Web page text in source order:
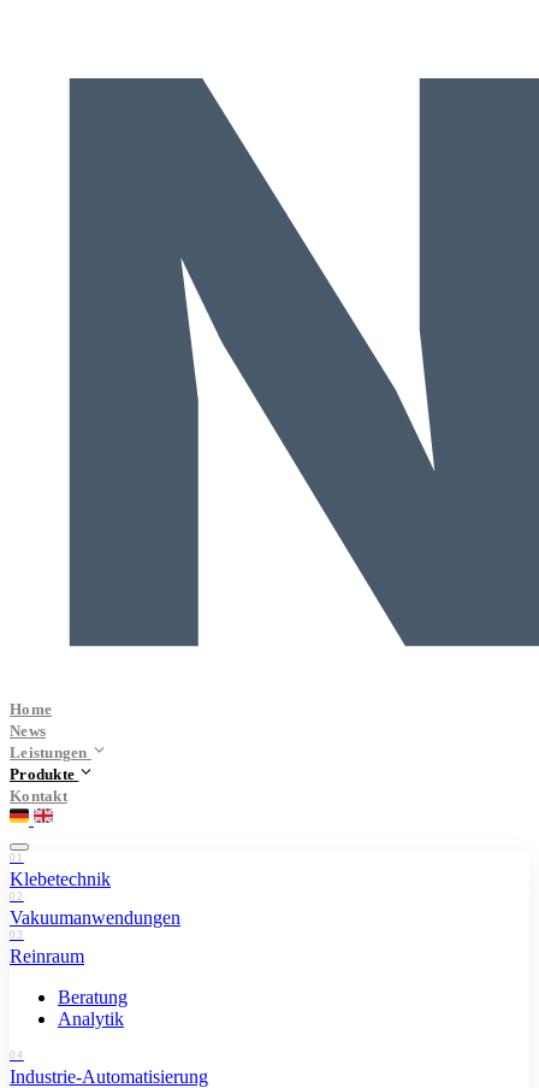
Home
News
Leistungen
Produkte
Kontakt
01
Klebetechnik
02
Vakuumanwendungen
03
Reinraum
Beratung
Analytik
04
Industrie-Automatisierung